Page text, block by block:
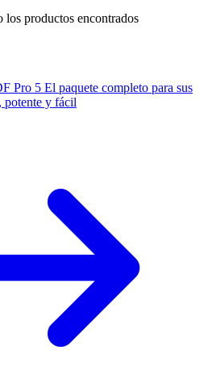
los productos encontrados
Pro 5 El paquete completo para sus
potente y fácil